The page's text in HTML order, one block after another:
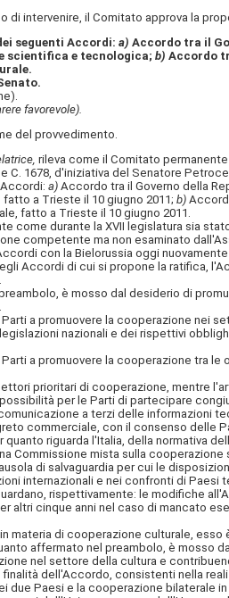
intervenire, il Comitato approva la
seguenti Accordi:a)Accordo tra il
scientifica e tecnologica;b)Accordo
favorevole).
del provvedimento.
rileva come il Comitato
C. 1678, d'iniziativa del Senatore
Accordi:a) Accordo tra il Governo della
a Trieste il 10 giugno 2011;b)
fatto a Trieste il 10 giugno 2011.
come durante la XVII legislatura sia
competente ma non esaminato
con la Bielorussia oggi
Accordi di cui si propone la ratifica,
è mosso dal desiderio di
a promuovere la cooperazione nei
nazionali e dei rispettivi
a promuovere la cooperazione tra
prioritari di cooperazione, mentre
per le Parti di partecipare
a terzi delle informazioni
commerciale, con il consenso delle
quanto riguarda l'Italia, della normativa
Commissione mista sulla
di salvaguardia per cui le
internazionali e nei confronti di Paesi
rispettivamente: le modifiche
altri cinque anni nel caso di mancato
di cooperazione culturale, esso
affermato nel preambolo, è mosso
nel settore della cultura e
dell'Accordo, consistenti nella
due Paesi e la cooperazione bilaterale